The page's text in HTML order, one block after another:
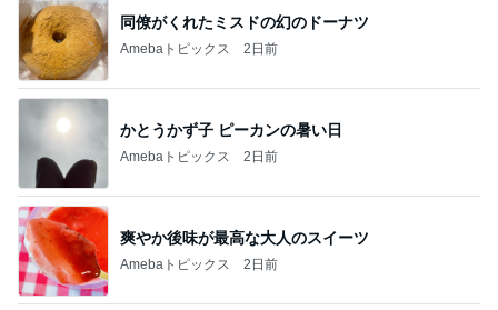
同僚がくれたミスドの幻のドーナツ
Amebaトピックス 2日前
かとうかず子 ピーカンの暑い日
Amebaトピックス 2日前
爽やか後味が最高な大人のスイーツ
Amebaトピックス 2日前